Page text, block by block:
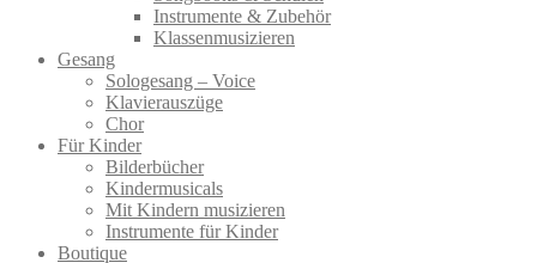
Instrumente & Zubehör
Klassenmusizieren
Gesang
Sologesang – Voice
Klavierauszüge
Chor
Für Kinder
Bilderbücher
Kindermusicals
Mit Kindern musizieren
Instrumente für Kinder
Boutique